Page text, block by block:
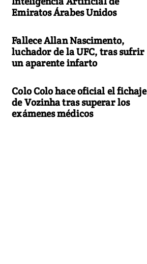
Emiratos Árabes Unidos
Fallece Allan Nascimento,
luchador de la UFC, tras sufrir
un aparente infarto
Colo Colo hace oficial el fichaje
de Vozinha tras superar los
exámenes médicos